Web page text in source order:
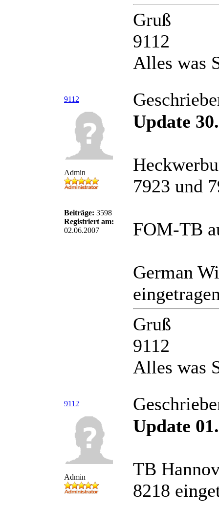
Gruß
9112
Alles was
9112
Admin
Beiträge: 3598
Registriert am:
02.06.2007
Update
7923 und
FOM-TB
German
Gruß
9112
Alles was
9112
Admin
Update
TB
8218